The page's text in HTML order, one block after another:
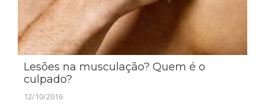
Lesões na musculação? Quem é o
culpado?
12/10/2016